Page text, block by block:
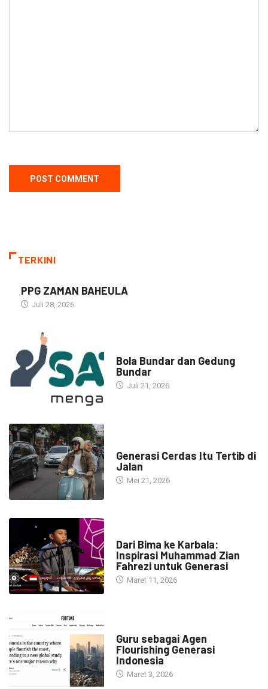
TERKINI
PPG ZAMAN BAHEULA
Juli 28, 2026
Bola Bundar dan Gedung
Bundar
Juli 21, 2026
Generasi Cerdas Itu Tertib di
Jalan
Mei 21, 2026
Dari Bima ke Karbala:
Inspirasi Muhammad Zian
Fahrezi untuk Generasi
Maret 11, 2026
Guru sebagai Agen
Flourishing Generasi
Indonesia
Maret 3, 2026